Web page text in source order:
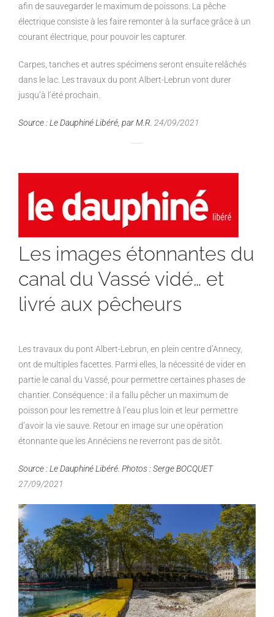
afin de sauvegarder le maximum de poissons. La pêche
électrique consiste à les faire remonter à la surface grâceà un
courant électrique, pour pouvoir les capturer.
Carpes, tanches et autres spécimens seront ensuite relâchés
dans le lac. Lestravaux du pont Albert-Lebrun vont durer
jusqu’à l’été prochain.
Source : Le Dauphiné Libéré, par M.R. 24/09/2021
Les images étonnantes du
canal du Vassé vidé… et
livré aux pêcheurs
Les travaux du pont Albert-Lebrun, en plein centre d’Annecy,
ont de multiples facettes. Parmi elles, la nécessité devider en
partie le canal du Vassé, pour permettre certaines phases de
chantier. Conséquence : il a fallu pêcher un maximum de
poisson pour les remettre à l’eau plus loin et leur permettre
d’avoir la vie sauve. Retour en image sur uneopération
étonnante que les Annéciens ne reverront pas de sitôt.
Source : Le Dauphiné Libéré. Photos : Serge BOCQUET
27/09/2021